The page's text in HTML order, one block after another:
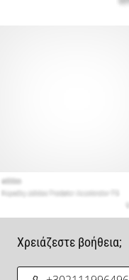
Χρειάζεστε βοήθεια;